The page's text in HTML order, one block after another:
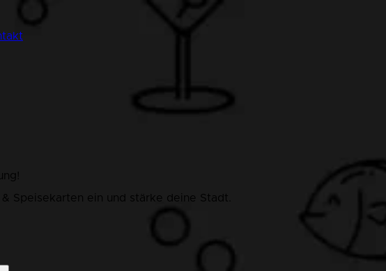
Speisekarten ein und stärke deine Stadt.